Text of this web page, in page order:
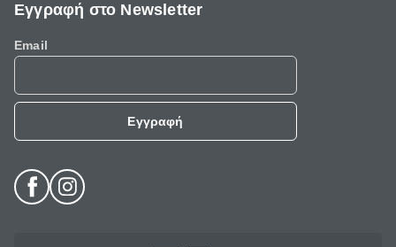
Εγγραφή στο Newsletter
Email
Εγγραφή